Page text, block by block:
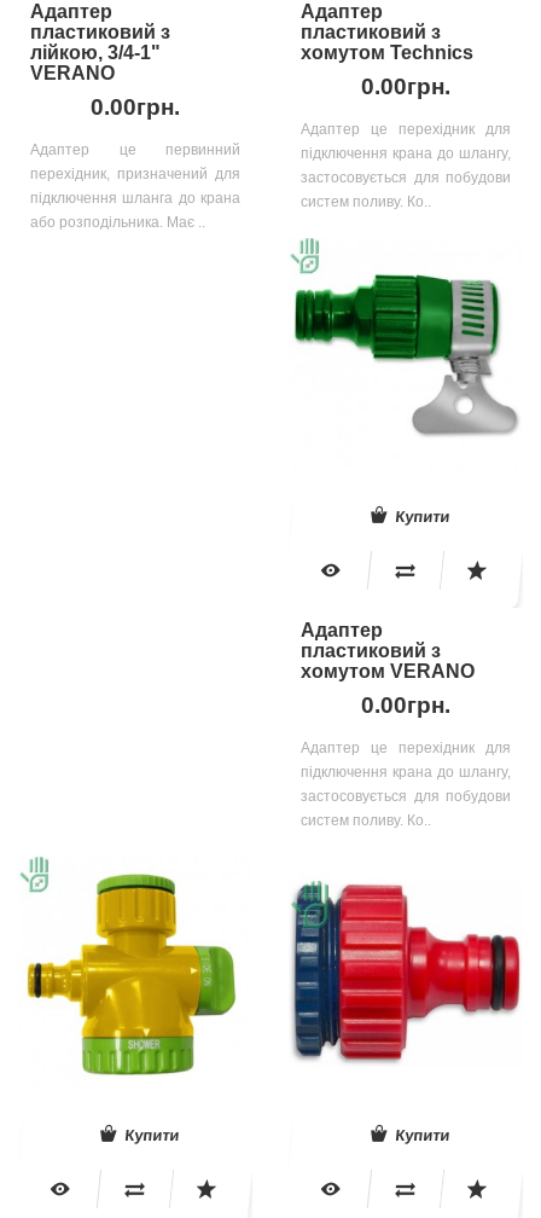
Адаптер
пластиковий з
лійкою, 3/4-1"
VERANO
0.00грн.
Адаптер це первинний
перехідник, призначений для
підключення шланга до крана
або розподільника. Має ..
Адаптер
пластиковий з
хомутом Technics
0.00грн.
Адаптер це перехідник для
підключення крана до шлангу,
застосовується для побудови
систем поливу. Ко..
Купити
Адаптер
пластиковий з
хомутом VERANO
0.00грн.
Адаптер це перехідник для
підключення крана до шлангу,
застосовується для побудови
систем поливу. Ко..
Купити Купити